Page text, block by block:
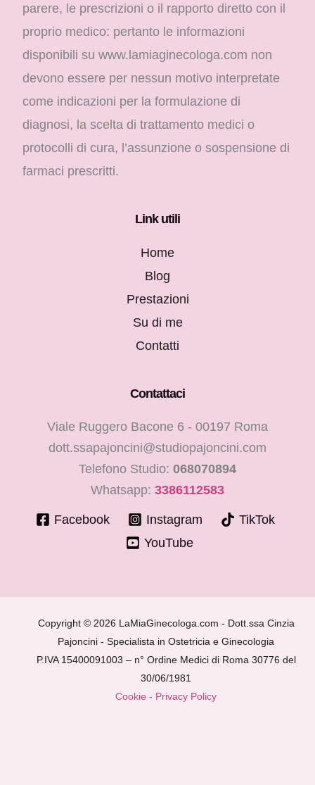
parere, le prescrizioni o il rapporto diretto con il
proprio medico: pertanto le informazioni
disponibili su www.lamiaginecologa.com non
devono essere per nessun motivo interpretate
come indicazioni per la formulazione di
diagnosi, la scelta di trattamento medici o
protocolli di cura, l’assunzione o sospensione di
farmaci prescritti.
Link utili
Home
Blog
Prestazioni
Su di me
Contatti
Contattaci
Viale Ruggero Bacone 6 - 00197 Roma
dott.ssapajoncini@studiopajoncini.com
Telefono Studio: 068070894
Whatsapp: 3386112583
Facebook Instagram
TikTok
YouTube
Copyright © 2026 LaMiaGinecologa.com - Dott.ssa Cinzia
Pajoncini - Specialista in Ostetricia e Ginecologia
P.IVA 15400091003 – n° Ordine Medici di Roma 30776 del
30/06/1981
Cookie - Privacy Policy